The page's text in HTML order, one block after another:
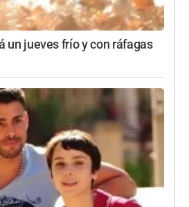
un jueves frío y con ráfagas